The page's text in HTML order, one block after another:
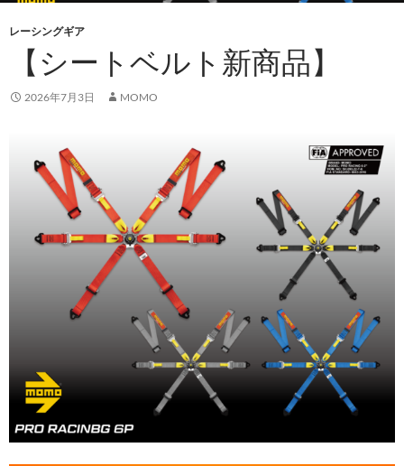
レーシングギア
【シートベルト新商品】
2026年7月3日 MOMO